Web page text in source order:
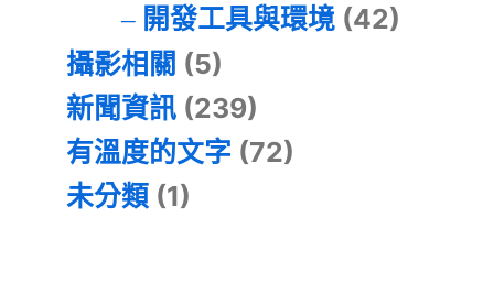
開發工具與環境(42)
攝影相關 (5)
新聞資訊 (239)
有溫度的文字 (72)
未分類 (1)